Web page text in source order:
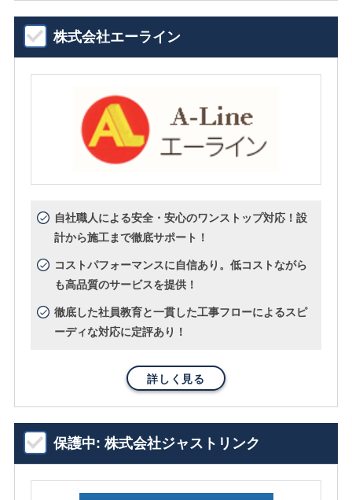
株式会社エーライン
自社職人による安全・安心のワンストップ対応！設
計から施工まで徹底サポート！
コストパフォーマンスに自信あり。低コストながら
も高品質のサービスを提供！
徹底した社員教育と一貫した工事フローによるスピ
ーディな対応に定評あり！
詳しく見る
保護中: 株式会社ジャストリンク